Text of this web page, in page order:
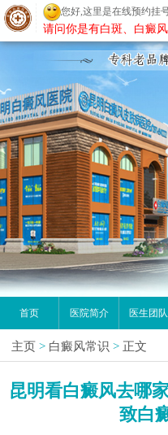
昆明
首页 医院简介 医生团队
主页 > 白癜风常识 > 正文
昆明看白癜风去哪
致白
您好,这里是在线预约挂
请问你是有白斑、白癜